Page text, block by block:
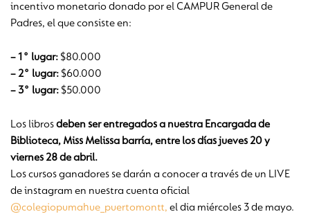
incentivo monetario donado por el CAMPUR General de
Padres, el que consiste en:
– 1° lugar: $80.000
– 2° lugar: $60.000
– 3° lugar: $50.000
Los librosdeben ser entregados a nuestra Encargada de
Biblioteca, Miss Melissa barría,entre los días jueves 20 y
viernes 28 de abril.
Los cursos ganadores se darán a conocer a través de un LIVE
de instagram en nuestra cuenta oficial
@colegiopumahue_puertomontt, el dia miércoles 3 de mayo.